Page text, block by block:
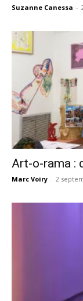
Suzanne Canessa -
Art-o-rama :
Marc Voiry - 2